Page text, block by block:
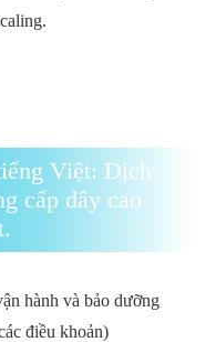
Việt: Dịch
cấp dây cao
hành và bảo dưỡng
điều khoản)